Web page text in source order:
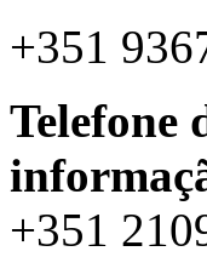
+351
Telefone
+351